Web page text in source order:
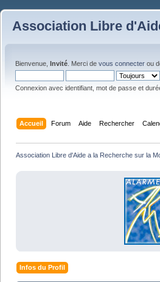
Association Libre
Bienvenue, Invité . Merci de vous connecter ou
Connexion avec identifiant, mot de passe et
Accueil Forum Aide Rechercher
Association Libre d'Aide a la Recherche sur la
Infos du Profil